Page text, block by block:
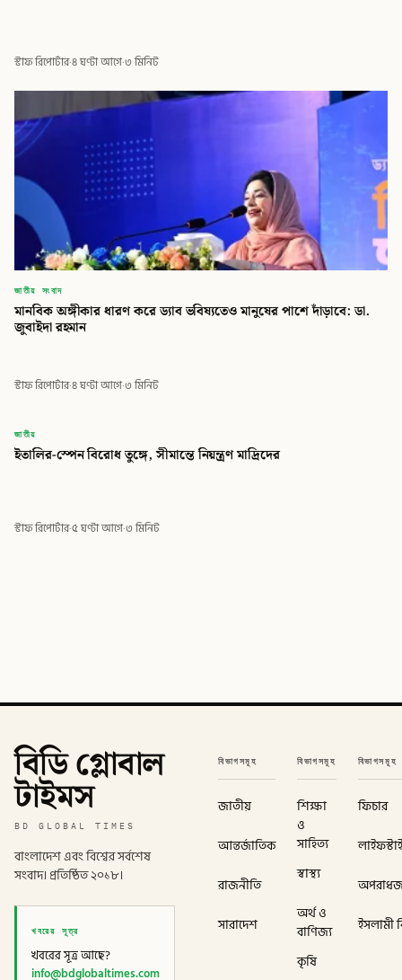
স্টাফ রিপোর্টার·৪ ঘণ্টা আগে·৩ মিনিট
জাতীয় সংবাদ
মানবিক অঙ্গীকার ধারণ করে ড্যাব ভবিষ্যতেও মানুষের পাশে দাঁড়াবে: ডা.
জুবাইদা রহমান
স্টাফ রিপোর্টার·৪ ঘণ্টা আগে·৩ মিনিট
বিডি
বিডি গ্লোবাল টাইমস
জাতীয়
ইতালির-স্পেন বিরোধ তুঙ্গে, সীমান্তে নিয়ন্ত্রণ মাদ্রিদের
স্টাফ রিপোর্টার·৫ ঘণ্টা আগে·৩ মিনিট
বিডি গ্লোবাল
টাইমস
BD GLOBAL TIMES
বাংলাদেশ এবং বিশ্বের সর্বশেষ
সংবাদ। প্রতিষ্ঠিত ২০১৮।
খবরের সূত্র
খবরের সূত্র আছে?
info@bdglobaltimes.com
বিভাগসমূহ
জাতীয়
আন্তর্জাতিক
রাজনীতি
সারাদেশ
বিভাগসমূহ
শিক্ষা
ও
সাহিত্য
স্বাস্থ্য
অর্থ ও
বাণিজ্য
কৃষি
বিভাগসমূহ
ফিচার
ইসলামী